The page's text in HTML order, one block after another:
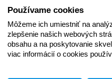
Používame cookies
Môžeme ich umiestniť na
zlepšenie našich webových
obsahu a na poskytovanie
viac informácií o cookies